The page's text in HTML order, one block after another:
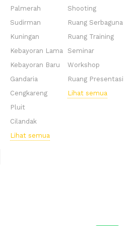
Palmerah
Sudirman
Kuningan
Kebayoran Lama
Kebayoran Baru
Gandaria
Cengkareng
Pluit
Cilandak
Lihat semua
Shooting
Ruang Serbaguna
Ruang Training
Seminar
Workshop
Ruang Presentasi
Lihat semua